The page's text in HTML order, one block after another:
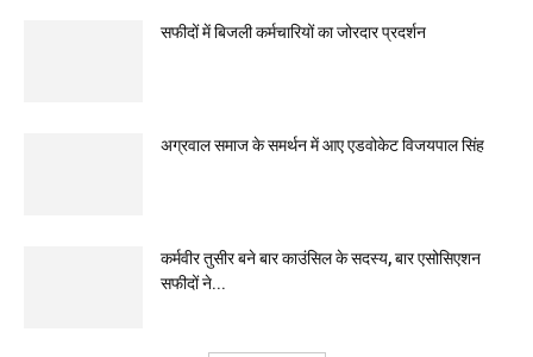
सफीदों में बिजली कर्मचारियों का जोरदार प्रदर्शन
अग्रवाल समाज के समर्थन में आए एडवोकेट विजयपाल सिंह
कर्मवीर तुसीर बने बार काउंसिल के सदस्य, बार एसोसिएशन
सफीदों ने...